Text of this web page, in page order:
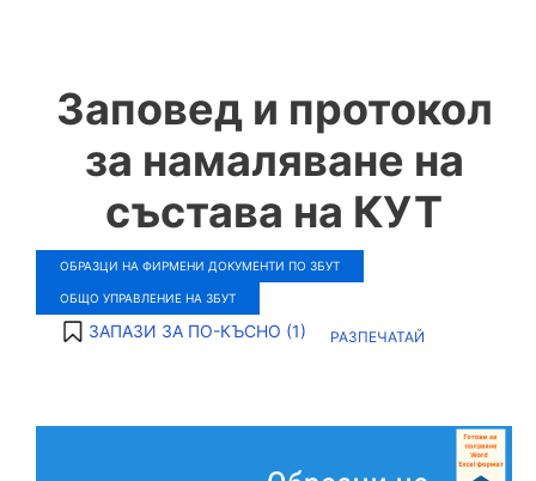
Заповед и протокол
за намаляване на
състава на КУТ
ОБРАЗЦИ НА ФИРМЕНИ ДОКУМЕНТИ ПО ЗБУТ
ОБЩО УПРАВЛЕНИЕ НА ЗБУТ
ЗАПАЗИ ЗА ПО-КЪСНО (1) РАЗПЕЧАТАЙ